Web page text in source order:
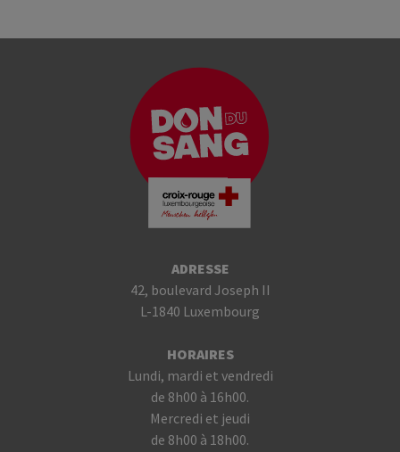
ADRESSE
42, boulevard Joseph II
L-1840 Luxembourg
HORAIRES
Lundi, mardi et vendredi
de 8h00 à 16h00.
Mercredi et jeudi
de 8h00 à 18h00.